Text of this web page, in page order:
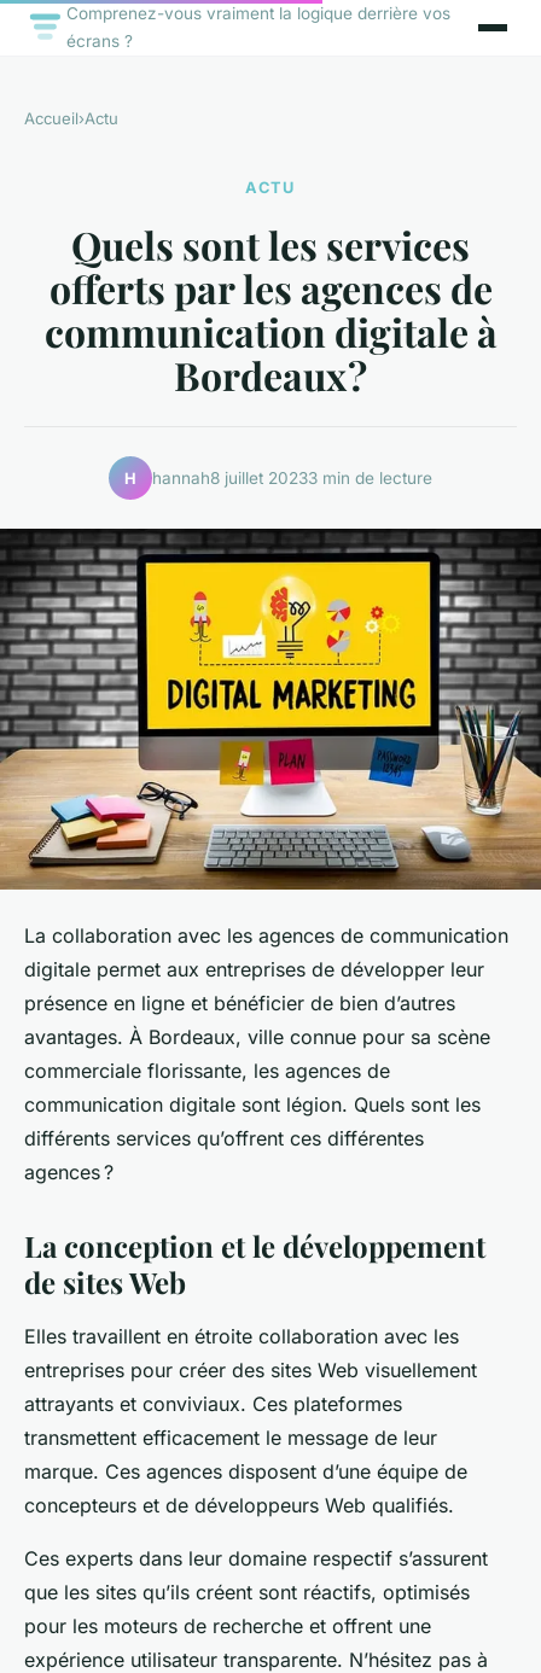
Comprenez-vous vraiment la logique derrière vos
écrans ?
Accueil›Actu
ACTU
Quels sont les services
offerts par les agences de
communication digitale à
Bordeaux ?
H hannah8 juillet 20233 min de lecture
La collaboration avec les agences de communication
digitale permet aux entreprises de développer leur
présence en ligne et bénéficier de bien d’autres
avantages. À Bordeaux, ville connue pour sa scène
commerciale florissante, les agences de
communication digitale sont légion. Quels sont les
différents services qu’offrent ces différentes
agences ?
La conception et le développement
de sites Web
Elles travaillent en étroite collaboration avec les
entreprises pour créer des sites Web visuellement
attrayants et conviviaux. Ces plateformes
transmettent efficacement le message de leur
marque. Ces agences disposent d’une équipe de
concepteurs et de développeurs Web qualifiés.
Ces experts dans leur domaine respectif s’assurent
que les sites qu’ils créent sont réactifs, optimisés
pour les moteurs de recherche et offrent une
expérience utilisateur transparente. N’hésitez pas à